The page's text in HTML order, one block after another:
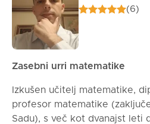
(6)
Zasebni urri matematike
Izkušen učitelj matematike,
profesor matematike
Sadu), s več kot dvanajst leti